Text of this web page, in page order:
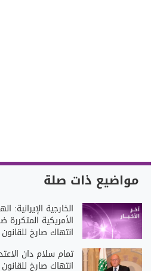
مواضيع ذات صلة
الخارجية الإيرانية:
الأمريكية المتكررة
انتهاك صارخ
تمام سلام دان
انتهاك صارخ